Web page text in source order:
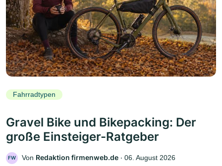
Fahrradtypen
Gravel Bike und Bikepacking: Der
große Einsteiger-Ratgeber
FW Von Redaktion firmenweb.de ‧ 06. August 2026